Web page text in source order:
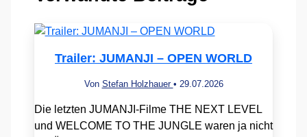
Trailer: JUMANJI – OPEN WORLD
Von Stefan Holzhauer • 29.07.2026
Die letzten JUMANJI-Filme THE NEXT LEVEL
und WELCOME TO THE JUNGLE waren ja nicht